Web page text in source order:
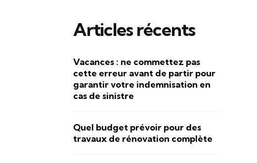
Articles récents
Vacances : ne commettez pas
cette erreur avant de partir pour
garantir votre indemnisation en
cas de sinistre
Quel budget prévoir pour des
travaux de rénovation complète